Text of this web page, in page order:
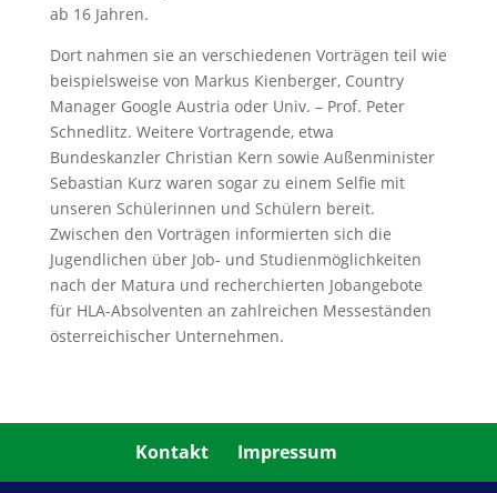
ab 16 Jahren.
Dort nahmen sie an verschiedenen Vorträgen teil wie
beispielsweise von Markus Kienberger, Country
Manager Google Austria oder Univ. – Prof. Peter
Schnedlitz. Weitere Vortragende, etwa
Bundeskanzler Christian Kern sowie Außenminister
Sebastian Kurz waren sogar zu einem Selfie mit
unseren Schülerinnen und Schülern bereit.
Zwischen den Vorträgen informierten sich die
Jugendlichen über Job- und Studienmöglichkeiten
nach der Matura und recherchierten Jobangebote
für HLA-Absolventen an zahlreichen Messeständen
österreichischer Unternehmen.
Kontakt Impressum